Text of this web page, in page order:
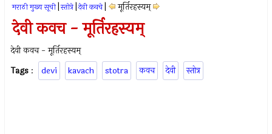
मराठी मुख्य सूची स्तोत्रे देवी कवचे मूर्तिरहस्यम्
देवी कवच - मूर्तिरहस्यम्
देवी कवच - मूर्तिरहस्यम्
Tags : devi kavach stotra कवच देवी स्तोत्र